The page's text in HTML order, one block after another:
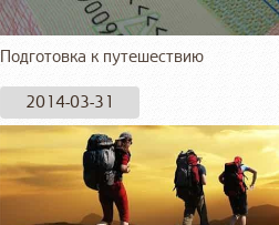
Подготовка к путешествию
2014-03-31